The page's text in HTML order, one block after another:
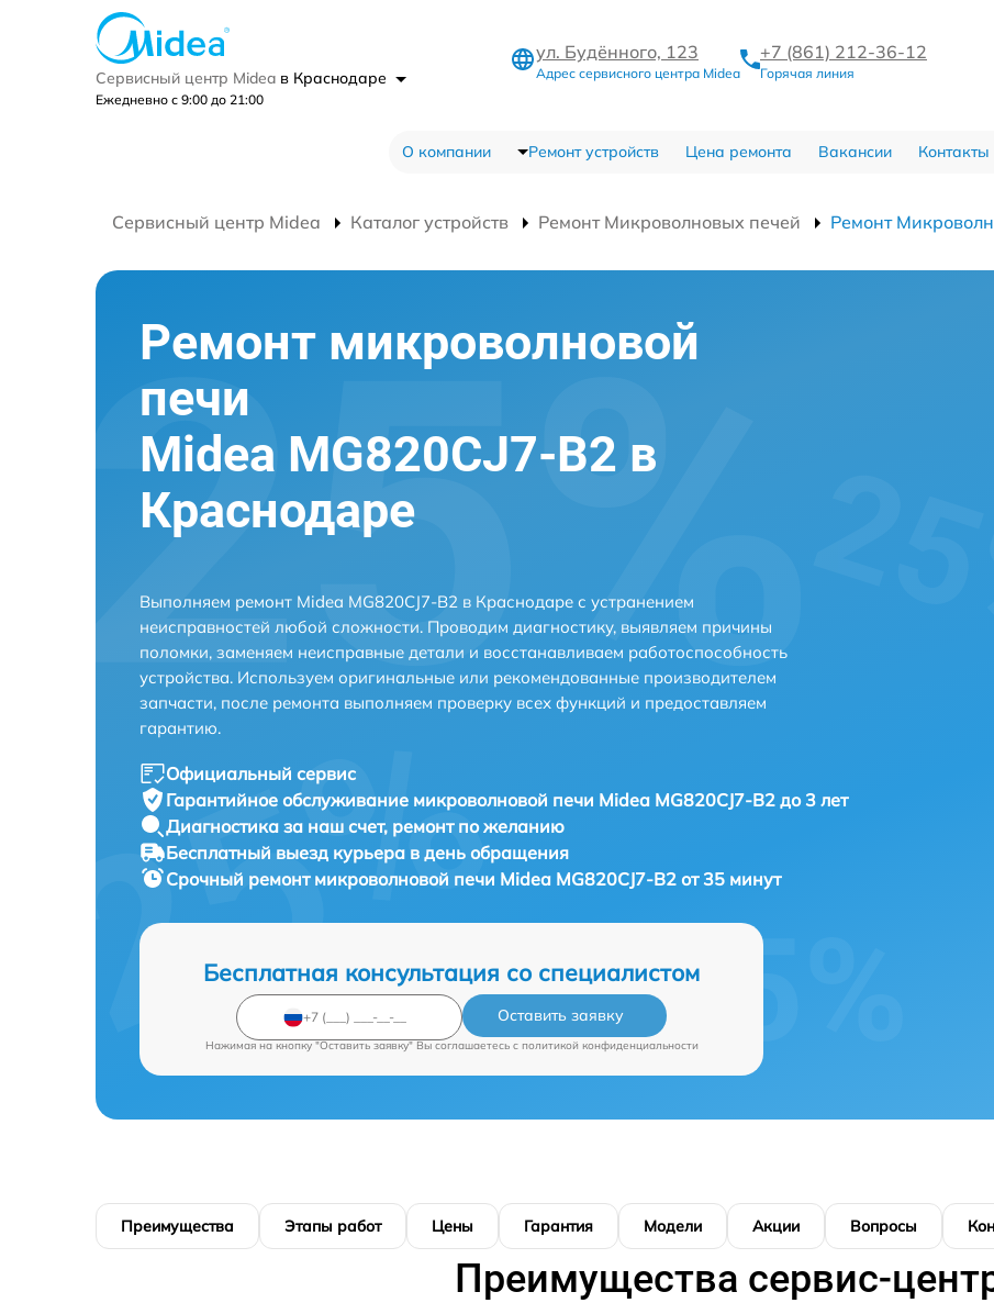
Сервисный центр Midea в Краснодаре
Ежедневно с 9:00 до 21:00
ул. Будённого, 123
Адрес сервисного центра Midea
+7 (861) 212-36-12
Горячая линия
О компании Ремонт устройств Цена ремонта Вакансии Контакты
Сервисный центр Midea Каталог устройств Ремонт Микроволновых печей Ремонт
Ремонт микроволновой
печи
Midea MG820CJ7-B2 в
Краснодаре
Выполняем ремонт Midea MG820CJ7-B2 в Краснодаре с устранением
неисправностей любой сложности. Проводим диагностику, выявляем причины
поломки, заменяем неисправные детали и восстанавливаем работоспособность
устройства. Используем оригинальные или рекомендованные производителем
запчасти, после ремонта выполняем проверку всех функций и предоставляем
гарантию.
Официальный сервис
Гарантийное обслуживание микроволновой печи Midea MG820CJ7-B2 до 3 лет
Диагностика за наш счет, ремонт по желанию
Бесплатный выезд курьера в день обращения
Срочный ремонт микроволновой печи Midea MG820CJ7-B2 от 35 минут
Бесплатная консультация со специалистом
Оставить заявку
Нажимая на кнопку "Оставить заявку" Вы соглашаетесь c политикой конфиденциальности
Преимущества Этапы работ Цены Гарантия Модели Акции Вопросы
Преимущества сервис-